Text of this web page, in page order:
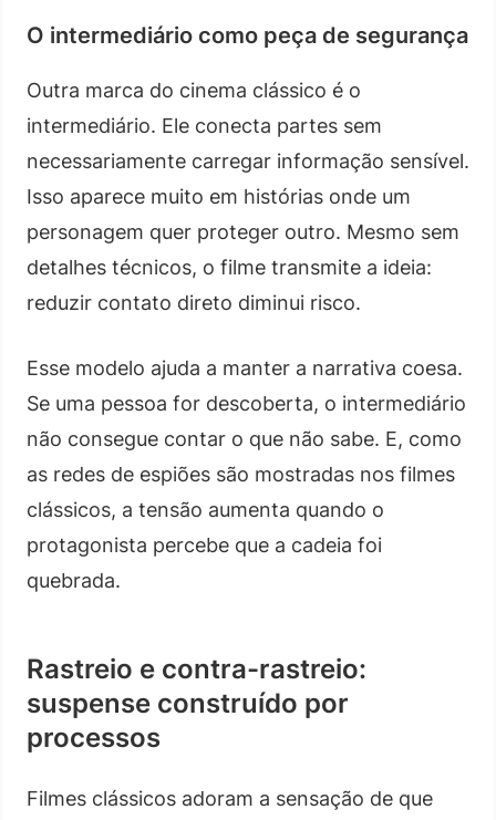
O intermediário como peça de segurança
Outra marca do cinema clássico é o
intermediário. Ele conecta partes sem
necessariamente carregar informação sensível.
Isso aparece muito em histórias onde um
personagem quer proteger outro. Mesmo sem
detalhes técnicos, o filme transmite a ideia:
reduzir contato direto diminui risco.
Esse modelo ajuda a manter a narrativa coesa.
Se uma pessoa for descoberta, o intermediário
não consegue contar o que não sabe. E, como
as redes de espiões são mostradas nos filmes
clássicos, a tensão aumenta quando o
protagonista percebe que a cadeia foi
quebrada.
Rastreio e contra-rastreio:
suspense construído por
processos
Filmes clássicos adoram a sensação de que